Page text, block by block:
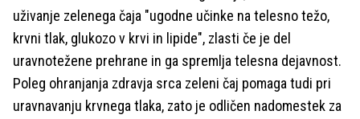
uživanje zelenega čaja "ugodne učinke na telesno težo,
krvni tlak, glukozo v krvi in lipide", zlasti če je del
uravnotežene prehrane in ga spremlja telesna dejavnost.
Poleg ohranjanja zdravja srca zeleni čaj pomaga tudi pri
uravnavanju krvnega tlaka, zato je odličen nadomestek za